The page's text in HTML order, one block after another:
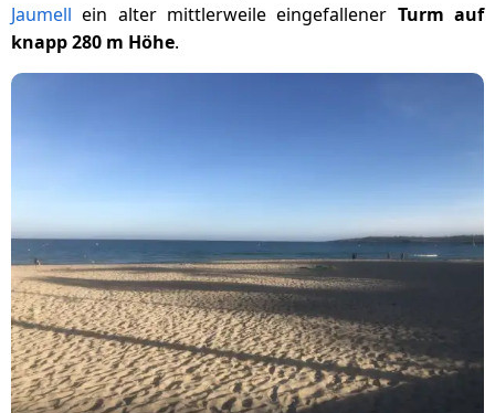
Jaumell ein alter mittlerweile eingefallener Turm auf
knapp 280 m Höhe.